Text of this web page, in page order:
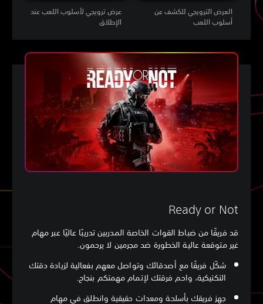
عرض ترويجي لأسلوب اللعب عند
الإطلاق
العرض الترويجي للكشف عن
أسلوب اللعب
Ready or Not
قد فريقًا من ضباط القوات الخاصة المدربين تدريبًا عاليًا عبر مهام
غير متوقعة عالية الخطورة ضد مجرمين لا يرحمون.
شكّل فريقًا مع أصدقائك وتواصل معهم بفعالية لزيادة دقتك
التكتيكية، واحم فرقتك لإتمام مهمتكم بنجاح.
جهز فريقك بأسلحة ومعدات حقيقية وانطلق في مهام